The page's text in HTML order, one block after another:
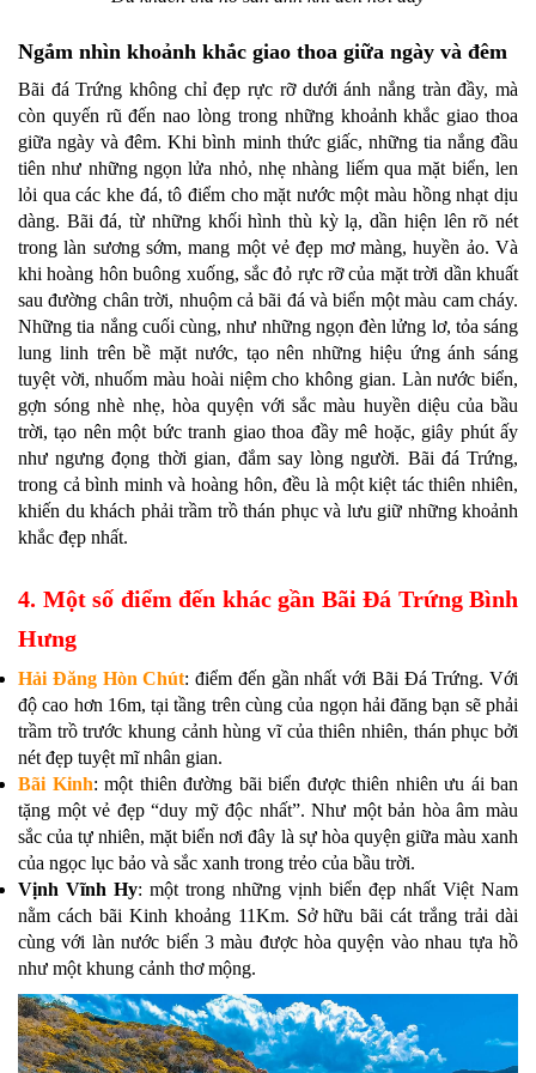
Ngắm nhìn khoảnh khắc giao thoa giữa ngày và đêm
Bãi đá Trứng không chỉ đẹp rực rỡ dưới ánh nắng tràn đầy, mà
còn quyến rũ đến nao lòng trong những khoảnh khắc giao thoa
giữa ngày và đêm. Khi bình minh thức giấc, những tia nắng đầu
tiên như những ngọn lửa nhỏ, nhẹ nhàng liếm qua mặt biển, len
lỏi qua các khe đá, tô điểm cho mặt nước một màu hồng nhạt dịu
dàng. Bãi đá, từ những khối hình thù kỳ lạ, dần hiện lên rõ nét
trong làn sương sớm, mang một vẻ đẹp mơ màng, huyền ảo. Và
khi hoàng hôn buông xuống, sắc đỏ rực rỡ của mặt trời dần khuất
sau đường chân trời, nhuộm cả bãi đá và biển một màu cam cháy.
Những tia nắng cuối cùng, như những ngọn đèn lửng lơ, tỏa sáng
lung linh trên bề mặt nước, tạo nên những hiệu ứng ánh sáng
tuyệt vời, nhuốm màu hoài niệm cho không gian. Làn nước biển,
gợn sóng nhè nhẹ, hòa quyện với sắc màu huyền diệu của bầu
trời, tạo nên một bức tranh giao thoa đầy mê hoặc, giây phút ấy
như ngưng đọng thời gian, đắm say lòng người. Bãi đá Trứng,
trong cả bình minh và hoàng hôn, đều là một kiệt tác thiên nhiên,
khiến du khách phải trầm trồ thán phục và lưu giữ những khoảnh
khắc đẹp nhất.
4. Một số điểm đến khác gần Bãi Đá Trứng Bình
Hưng
Hải Đăng Hòn Chút: điểm đến gần nhất với Bãi Đá Trứng. Với
độ cao hơn 16m, tại tầng trên cùng của ngọn hải đăng bạn sẽ phải
trầm trồ trước khung cảnh hùng vĩ của thiên nhiên, thán phục bởi
nét đẹp tuyệt mĩ nhân gian.
Bãi Kinh: một thiên đường bãi biển được thiên nhiên ưu ái ban
tặng một vẻ đẹp “duy mỹ độc nhất”. Như một bản hòa âm màu
sắc của tự nhiên, mặt biển nơi đây là sự hòa quyện giữa màu xanh
của ngọc lục bảo và sắc xanh trong trẻo của bầu trời.
Vịnh Vĩnh Hy: một trong những vịnh biển đẹp nhất Việt Nam
nằm cách bãi Kinh khoảng 11Km. Sở hữu bãi cát trắng trải dài
cùng với làn nước biển 3 màu được hòa quyện vào nhau tựa hồ
như một khung cảnh thơ mộng.